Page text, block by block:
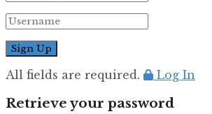
All fields are required. Log In
Retrieve your password